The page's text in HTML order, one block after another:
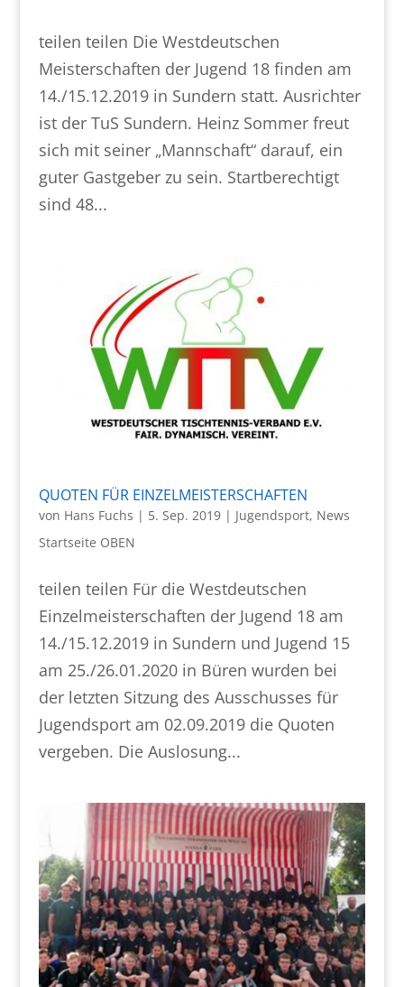
teilen teilen Die Westdeutschen
Meisterschaften der Jugend 18 finden am
14./15.12.2019 in Sundern statt. Ausrichter
ist der TuS Sundern. Heinz Sommer freut
sich mit seiner „Mannschaft“ darauf, ein
guter Gastgeber zu sein. Startberechtigt
sind 48...
QUOTEN FÜR EINZELMEISTERSCHAFTEN
von Hans Fuchs | 5. Sep. 2019| Jugendsport, News
Startseite OBEN
teilen teilen Für die Westdeutschen
Einzelmeisterschaften der Jugend 18 am
14./15.12.2019 in Sundern und Jugend 15
am 25./26.01.2020 in Büren wurden bei
der letzten Sitzung des Ausschusses für
Jugendsport am 02.09.2019 die Quoten
vergeben. Die Auslosung...